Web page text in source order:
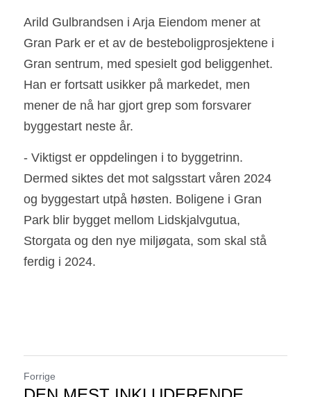
Arild Gulbrandsen i Arja Eiendom mener at
Gran Park er et av de besteboligprosjektene i
Gran sentrum, med spesielt god beliggenhet.
Han er fortsatt usikker på markedet, men
mener de nå har gjort grep som forsvarer
byggestart neste år.
- Viktigst er oppdelingen i to byggetrinn.
Dermed siktes det mot salgsstart våren 2024
og byggestart utpå høsten. Boligene i Gran
Park blir bygget mellom Lidskjalvgutua,
Storgata og den nye miljøgata, som skal stå
ferdig i 2024.
Forrige